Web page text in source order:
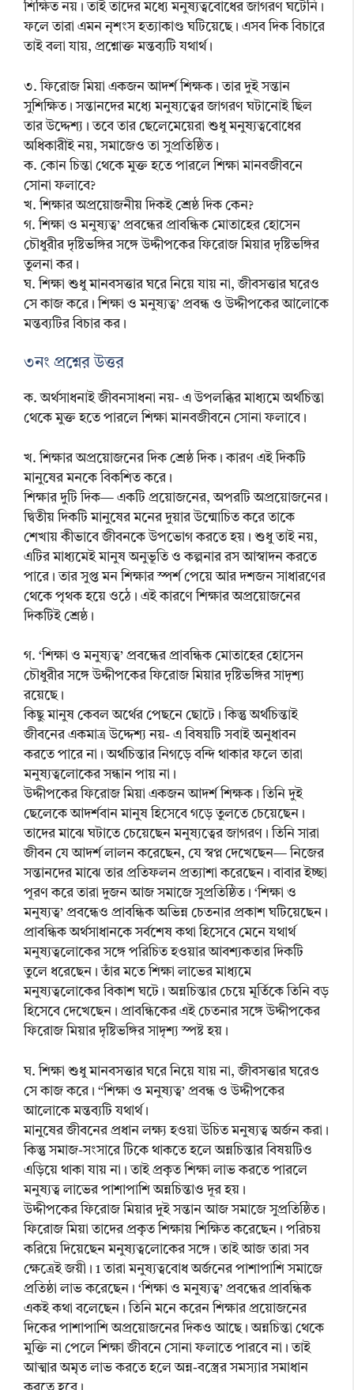
শিক্ষিত নয়। তাই তাদের মধ্যে মনুষ্যত্ববোধের জাগরণ ঘটেনি।
ফলে তারা এমন নৃশংস হত্যাকাণ্ড ঘটিয়েছে। এসব দিক বিচারে
তাই বলা যায়, প্রশ্নোক্ত মন্তব্যটি যথার্থ।
৩. ফিরোজ মিয়া একজন আদর্শ শিক্ষক। তার দুই সন্তান
সুশিক্ষিত। সন্তানদের মধ্যে মনুষ্যত্বের জাগরণ ঘটানোই ছিল
তার উদ্দেশ্য। তবে তার ছেলেমেয়েরা শুধু মনুষ্যত্ববোধের
অধিকারীই নয়, সমাজেও তা সুপ্রতিষ্ঠিত।
ক. কোন চিন্তা থেকে মুক্ত হতে পারলে শিক্ষা মানবজীবনে
সোনা ফলাবে?
খ. শিক্ষার অপ্রয়োজনীয় দিকই শ্রেষ্ঠ দিক কেন?
গ. শিক্ষা ও মনুষ্যত্ব’ প্রবন্ধের প্রাবন্ধিক মোতাহের হোসেন
চৌধুরীর দৃষ্টিভঙ্গির সঙ্গে উদ্দীপকের ফিরোজ মিয়ার দৃষ্টিভঙ্গির
তুলনা কর।
ঘ. শিক্ষা শুধু মানবসত্তার ঘরে নিয়ে যায় না, জীবসত্তার ঘরেও
সে কাজ করে। শিক্ষা ও মনুষ্যত্ব’ প্রবন্ধ ও উদ্দীপকের আলোকে
মন্তব্যটির বিচার কর।
৩নং প্রশ্নের উত্তর
ক. অর্থসাধনাই জীবনসাধনা নয়- এ উপলব্ধির মাধ্যমে অর্থচিন্তা
থেকে মুক্ত হতে পারলে শিক্ষা মানবজীবনে সোনা ফলাবে।
খ. শিক্ষার অপ্রয়োজনের দিক শ্রেষ্ঠ দিক। কারণ এই দিকটি
মানুষের মনকে বিকশিত করে।
শিক্ষার দুটি দিক— একটি প্রয়োজনের, অপরটি অপ্রয়োজনের।
দ্বিতীয় দিকটি মানুষের মনের দুয়ার উন্মোচিত করে তাকে
শেখায় কীভাবে জীবনকে উপভোগ করতে হয়। শুধু তাই নয়,
এটির মাধ্যমেই মানুষ অনুভূতি ও কল্পনার রস আস্বাদন করতে
পারে। তার সুপ্ত মন শিক্ষার স্পর্শ পেয়ে আর দশজন সাধারণের
থেকে পৃথক হয়ে ওঠে। এই কারণে শিক্ষার অপ্রয়োজনের
দিকটিই শ্রেষ্ঠ।
গ. ‘শিক্ষা ও মনুষ্যত্ব’ প্রবন্ধের প্রাবন্ধিক মোতাহের হোসেন
চৌধুরীর সঙ্গে উদ্দীপকের ফিরোজ মিয়ার দৃষ্টিভঙ্গির সাদৃশ্য
রয়েছে।
কিছু মানুষ কেবল অর্থের পেছনে ছোটে। কিন্তু অর্থচিন্তাই
জীবনের একমাত্র উদ্দেশ্য নয়- এ বিষয়টি সবাই অনুধাবন
করতে পারে না। অর্থচিন্তার নিগড়ে বন্দি থাকার ফলে তারা
মনুষ্যত্বলোকের সন্ধান পায় না।
উদ্দীপকের ফিরোজ মিয়া একজন আদর্শ শিক্ষক। তিনি দুই
ছেলেকে আদর্শবান মানুষ হিসেবে গড়ে তুলতে চেয়েছেন।
তাদের মাঝে ঘটাতে চেয়েছেন মনুষ্যত্বের জাগরণ। তিনি সারা
জীবন যে আদর্শ লালন করেছেন, যে স্বপ্ন দেখেছেন— নিজের
সন্তানদের মাঝে তার প্রতিফলন প্রত্যাশা করেছেন। বাবার ইচ্ছা
পূরণ করে তারা দুজন আজ সমাজে সুপ্রতিষ্ঠিত। ‘শিক্ষা ও
মনুষ্যত্ব’ প্রবন্ধেও প্রাবন্ধিক অভিন্ন চেতনার প্রকাশ ঘটিয়েছেন।
প্রাবন্ধিক অর্থসাধানকে সর্বশেষ কথা হিসেবে মেনে যথার্থ
মনুষ্যত্বলোকের সঙ্গে পরিচিত হওয়ার আবশ্যকতার দিকটি
তুলে ধরেছেন। তাঁর মতে শিক্ষা লাভের মাধ্যমে
মনুষ্যত্বলোকের বিকাশ ঘটে। অন্নচিন্তার চেয়ে মূর্তিকে তিনি বড়
হিসেবে দেখেছেন। প্রাবন্ধিকের এই চেতনার সঙ্গে উদ্দীপকের
ফিরোজ মিয়ার দৃষ্টিভঙ্গির সাদৃশ্য স্পষ্ট হয়।
ঘ. শিক্ষা শুধু মানবসত্তার ঘরে নিয়ে যায় না, জীবসত্তার ঘরেও
সে কাজ করে। “শিক্ষা ও মনুষ্যত্ব’ প্রবন্ধ ও উদ্দীপকের
আলোকে মন্তব্যটি যথার্থ।
মানুষের জীবনের প্রধান লক্ষ্য হওয়া উচিত মনুষ্যত্ব অর্জন করা।
কিন্তু সমাজ-সংসারে টিকে থাকতে হলে অন্নচিন্তার বিষয়টিও
এড়িয়ে থাকা যায় না। তাই প্রকৃত শিক্ষা লাভ করতে পারলে
মনুষ্যত্ব লাভের পাশাপাশি অন্নচিন্তাও দূর হয়।
উদ্দীপকের ফিরোজ মিয়ার দুই সন্তান আজ সমাজে সুপ্রতিষ্ঠিত।
ফিরোজ মিয়া তাদের প্রকৃত শিক্ষায় শিক্ষিত করেছেন। পরিচয়
করিয়ে দিয়েছেন মনুষ্যত্বলোকের সঙ্গে। তাই আজ তারা সব
ক্ষেত্রেই জয়ী। 1 তারা মনুষ্যত্ববোধ অর্জনের পাশাপাশি সমাজে
প্রতিষ্ঠা লাভ করেছেন। ‘শিক্ষা ও মনুষ্যত্ব’ প্রবন্ধের প্রাবন্ধিক
একই কথা বলেছেন। তিনি মনে করেন শিক্ষার প্রয়োজনের
দিকের পাশাপাশি অপ্রয়োজনের দিকও আছে। অন্নচিন্তা থেকে
মুক্তি না পেলে শিক্ষা জীবনে সোনা ফলাতে পারবে না। তাই
আত্মার অমৃত লাভ করতে হলে অন্ন-বস্ত্রের সমস্যার সমাধান